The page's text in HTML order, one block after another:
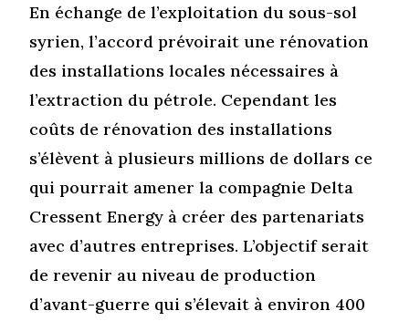
En échange de l’exploitation du sous-sol
syrien, l’accord prévoirait une rénovation
des installations locales nécessaires à
l’extraction du pétrole. Cependant les
coûts de rénovation des installations
s’élèvent à plusieurs millions de dollars ce
qui pourrait amener la compagnie Delta
Cressent Energy à créer des partenariats
avec d’autres entreprises. L’objectif serait
de revenir au niveau de production
d’avant-guerre qui s’élevait à environ 400